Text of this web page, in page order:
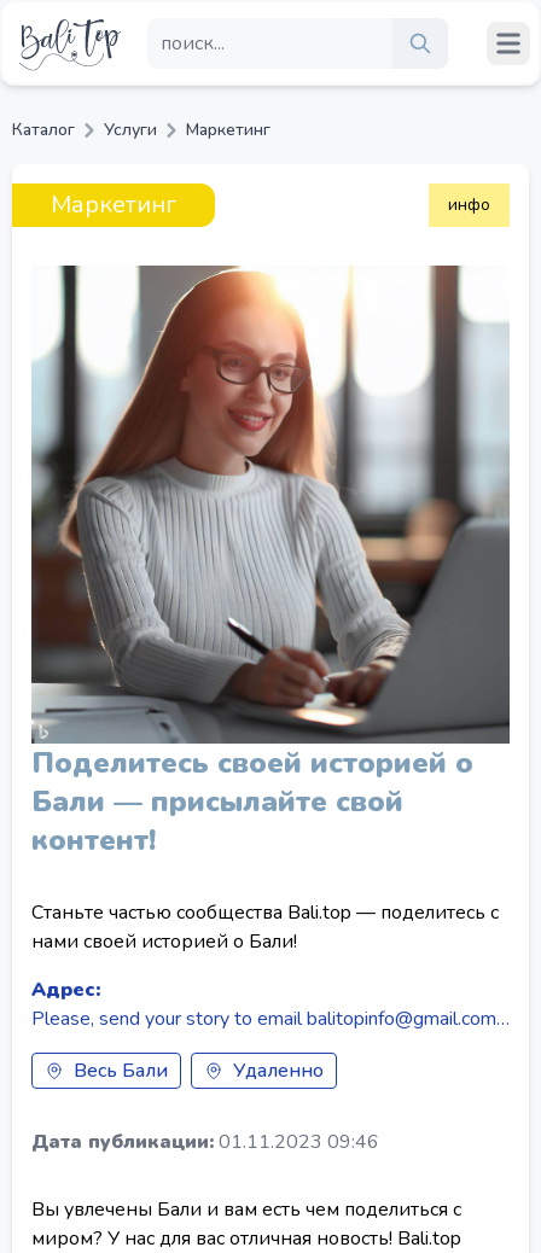
Каталог Услуги Маркетинг
Маркетинг инфо
Поделитесь своей историей о
Бали — присылайте свой
контент!
Станьте частью сообщества Bali.top — поделитесь с
нами своей историей о Бали!
Адрес:
Please, send your story to email balitopinfo@gmail.com or message us in whatsapp/telegram +380504713695
Весь Бали
Удаленно
Дата публикации:01.11.2023 09:46
Вы увлечены Бали и вам есть чем поделиться с
миром? У нас для вас отличная новость! Bali.top